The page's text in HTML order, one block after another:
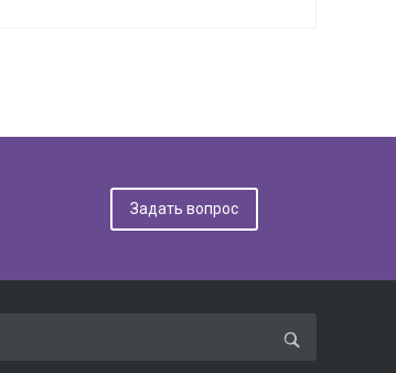
Задать вопрос